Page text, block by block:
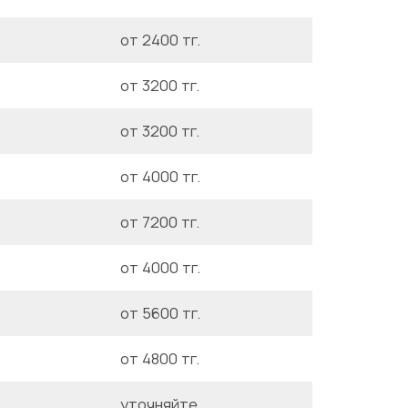
от 2400 тг.
от 3200 тг.
от 3200 тг.
от 4000 тг.
от 7200 тг.
от 4000 тг.
от 5600 тг.
от 4800 тг.